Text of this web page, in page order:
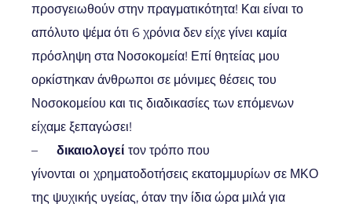
προσγειωθούν στην πραγματικότητα! Και είναι το
απόλυτο ψέμα ότι 6 χρόνια δεν είχε γίνει καμία
πρόσληψη στα Νοσοκομεία! Επί θητείας μου
ορκίστηκαν άνθρωποι σε μόνιμες θέσεις του
Νοσοκομείου και τις διαδικασίες των επόμενων
είχαμε ξεπαγώσει!
– δικαιολογεί τον τρόπο που
γίνονται οι χρηματοδοτήσεις εκατομμυρίων σε ΜΚΟ
της ψυχικής υγείας, όταν την ίδια ώρα μιλά για